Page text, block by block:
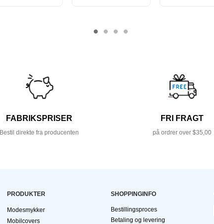
FABRIKSPRISER
Bestil direkte fra producenten
FRI FRAGT
på ordrer over $35,00
PRODUKTER
Modesmykker
Mobilcovers
SHOPPINGINFO
Bestillingsproces
Betaling og levering